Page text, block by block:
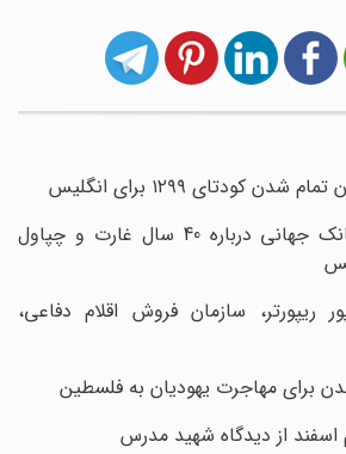
۱۲۹۹ برای انگلیس
بازخوانی گزارش بانک جهانی درباره 40 سال غارت و چپاول
سازمان فروش اقلام دفاعی،
مهاجرت یهودیان به فلسطین
از دیدگاه شهید مدرس